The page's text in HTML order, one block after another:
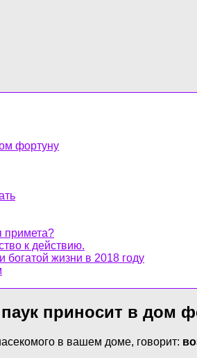
фортуну
примета?
к действию.
жизни в 2018 году
приносит в дом
в вашем доме, говорит: